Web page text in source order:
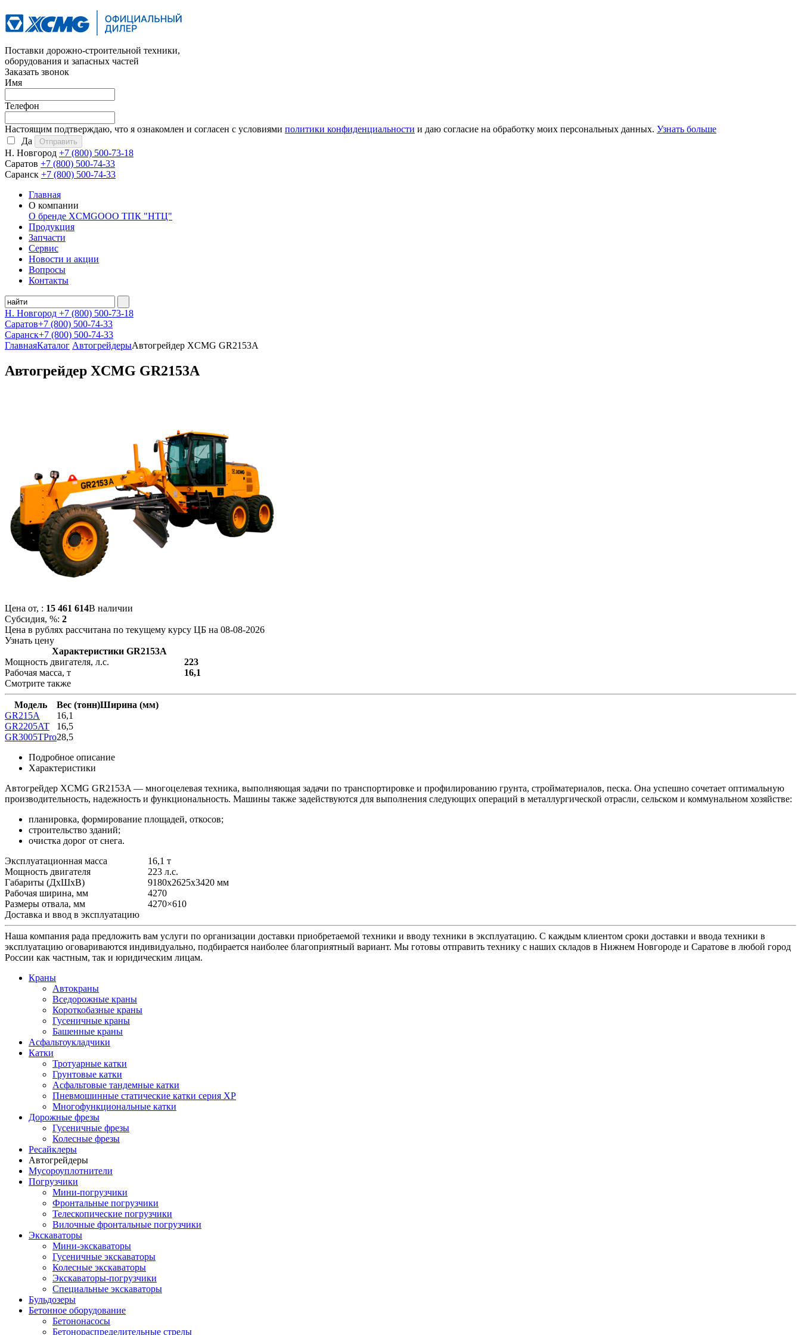
Поставки дорожно-строительной техники,
оборудования и запасных частей
Заказать звонок
Имя
Телефон
Настоящим подтверждаю, что я ознакомлен и согласен с условиями политики конфиденциальности и даю согласие на обработку моих персональных данных. Узнать больше
Да
Н. Новгород +7 (800) 500-73-18
Саратов +7 (800) 500-74-33
Саранск +7 (800) 500-74-33
Главная
О компании
О бренде XCMGООО ТПК "НТЦ"
Продукция
Запчасти
Сервис
Новости и акции
Вопросы
Контакты
Н. Новгород +7 (800) 500-73-18
Саратов+7 (800) 500-74-33
Саранск+7 (800) 500-74-33
ГлавнаяКаталог АвтогрейдерыАвтогрейдер XCMG GR2153A
Автогрейдер XCMG GR2153A
Цена от, : 15 461 614В наличии
Субсидия, %: 2
Цена в рублях рассчитана по текущему курсу ЦБ на 08-08-2026
Узнать цену
Характеристики GR2153A
Мощность двигателя, л.с.
223
Рабочая масса, т
16,1
Смотрите также
Модель Вес (тонн)Ширина (мм)
GR215A
16,1
GR2205AT
16,5
GR3005TPro28,5
Подробное описание
Характеристики
Автогрейдер XCMG GR2153A — многоцелевая техника, выполняющая задачи по транспортировке и профилированию грунта, стройматериалов, песка. Она успешно сочетает оптимальную
производительность, надежность и функциональность. Машины также задействуются для выполнения следующих операций в металлургической отрасли, сельском и коммунальном хозяйстве:
планировка, формирование площадей, откосов;
строительство зданий;
очистка дорог от снега.
Эксплуатационная масса
16,1 т
Мощность двигателя
223 л.с.
Габариты (ДхШхВ)
9180x2625x3420 мм
Рабочая ширина, мм
4270
Размеры отвала, мм
4270×610
Доставка и ввод в эксплуатацию
Наша компания рада предложить вам услуги по организации доставки приобретаемой техники и вводу техники в эксплуатацию. С каждым клиентом сроки доставки и ввода техники в
эксплуатацию оговариваются индивидуально, подбирается наиболее благоприятный вариант. Мы готовы отправить технику с наших складов в Нижнем Новгороде и Саратове в любой город
России как частным, так и юридическим лицам.
Краны
Автокраны
Вседорожные краны
Короткобазные краны
Гусеничные краны
Башенные краны
Асфальтоукладчики
Катки
Тротуарные катки
Грунтовые катки
Асфальтовые тандемные катки
Пневмошинные статические катки серия XP
Многофункциональные катки
Дорожные фрезы
Гусеничные фрезы
Колесные фрезы
Ресайклеры
Автогрейдеры
Мусороуплотнители
Погрузчики
Мини-погрузчики
Фронтальные погрузчики
Телескопические погрузчики
Вилочные фронтальные погрузчики
Экскаваторы
Мини-экскаваторы
Гусеничные экскаваторы
Колесные экскаваторы
Экскаваторы-погрузчики
Специальные экскаваторы
Бульдозеры
Бетонное оборудование
Бетононасосы
Бетонораспределительные стрелы